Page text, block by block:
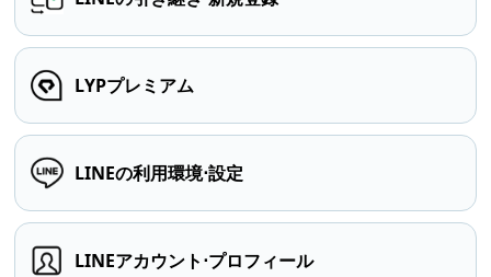
LYPプレミアム
LINEの利用環境⋅設定
LINEアカウント⋅プロフィール